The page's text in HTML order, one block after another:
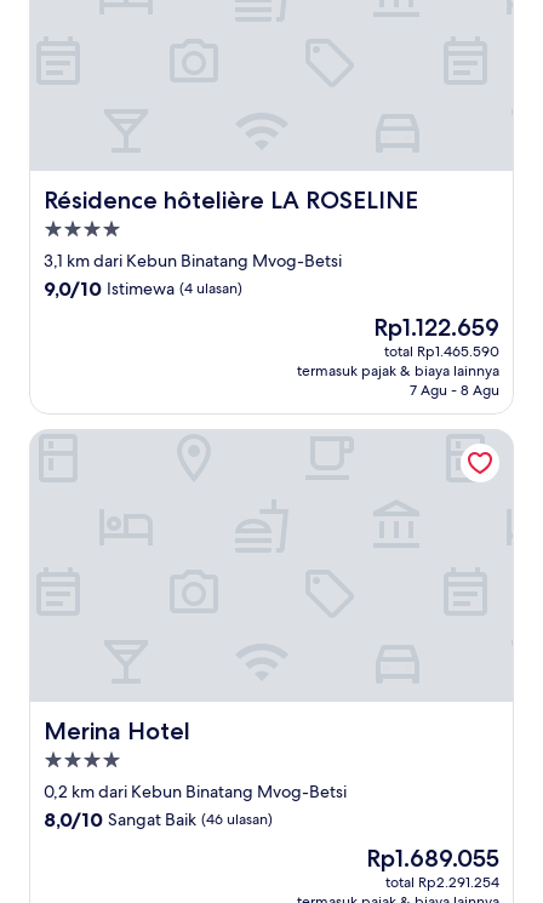
Résidence hôtelière LA ROSELINE
Résidence hôtelière LA ROSELINE
Properti
bintang
4.0
3,1 km dari Kebun Binatang Mvog-Betsi
9.0
9,0/10 Istimewa (4 ulasan)
Harga
sekarang
Rp1.122.659
Rp1.122.659
total Rp1.465.590
termasuk pajak & biaya lainnya
7 Agu - 8 Agu
Merina Hotel
Merina Hotel
Properti
bintang
4.0
0,2 km dari Kebun Binatang Mvog-Betsi
8.0
8,0/10 Sangat Baik (46 ulasan)
Harga
sekarang
Rp1.689.055
Rp1.689.055
total Rp2.291.254
Merina Hotel